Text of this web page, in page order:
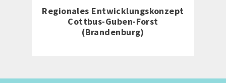
Regionales Entwicklungskonzept
Cottbus-Guben-Forst
(Brandenburg)